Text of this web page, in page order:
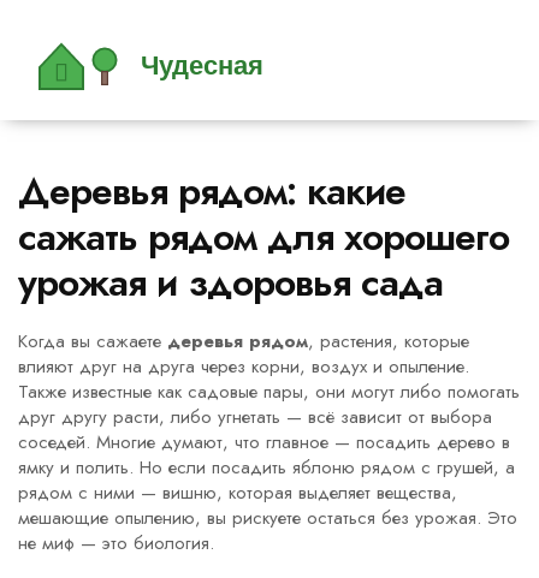
Деревья рядом: какие
сажать рядом для хорошего
урожая и здоровья сада
Когда вы сажаете деревья рядом, растения, которые
влияют друг на друга через корни, воздух и опыление.
Также известные как садовые пары, они могут либо помогать
друг другу расти, либо угнетать — всё зависит от выбора
соседей. Многие думают, что главное — посадить дерево в
ямку и полить. Но если посадить яблоню рядом с грушей, а
рядом с ними — вишню, которая выделяет вещества,
мешающие опылению, вы рискуете остаться без урожая. Это
не миф — это биология.